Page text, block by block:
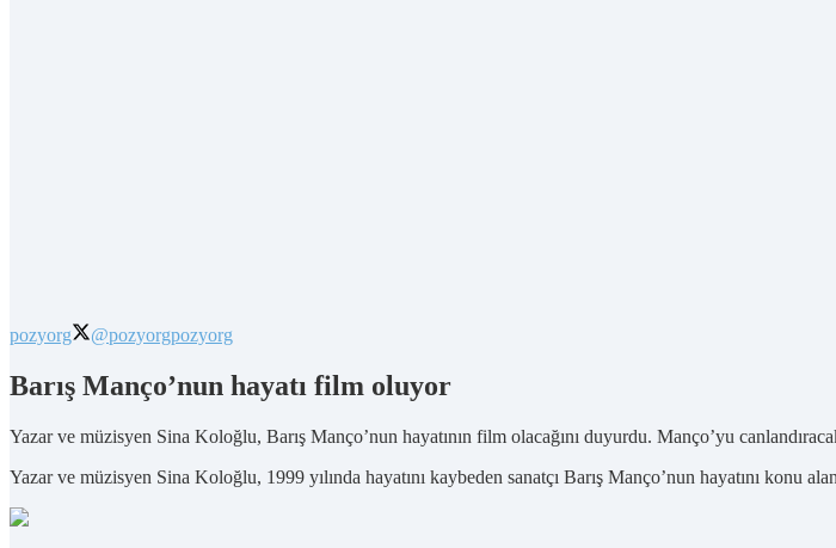
pozyorg @pozyorgpozyorg
Barış Manço’nun hayatı film oluyor
Yazar ve müzisyen Sina Koloğlu, Barış Manço’nun hayatının film olacağını duyurdu. Manço’yu
Yazar ve müzisyen Sina Koloğlu, 1999 yılında hayatını kaybeden sanatçı Barış Manço’nun hayatını konu